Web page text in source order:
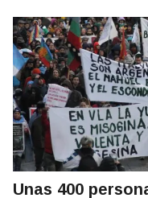
Unas 400